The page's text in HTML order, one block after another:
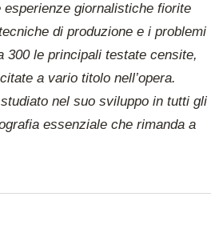
giornalistiche fiorite
di produzione e i problemi
300 le principali testate censite,
a vario titolo nell’opera.
nel suo sviluppo in tutti gli
essenziale che rimanda a